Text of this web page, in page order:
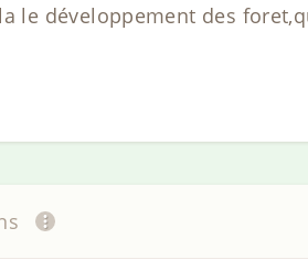
le développement des